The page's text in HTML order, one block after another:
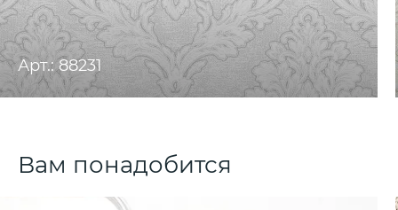
Арт.: 88231
Вам понадобится